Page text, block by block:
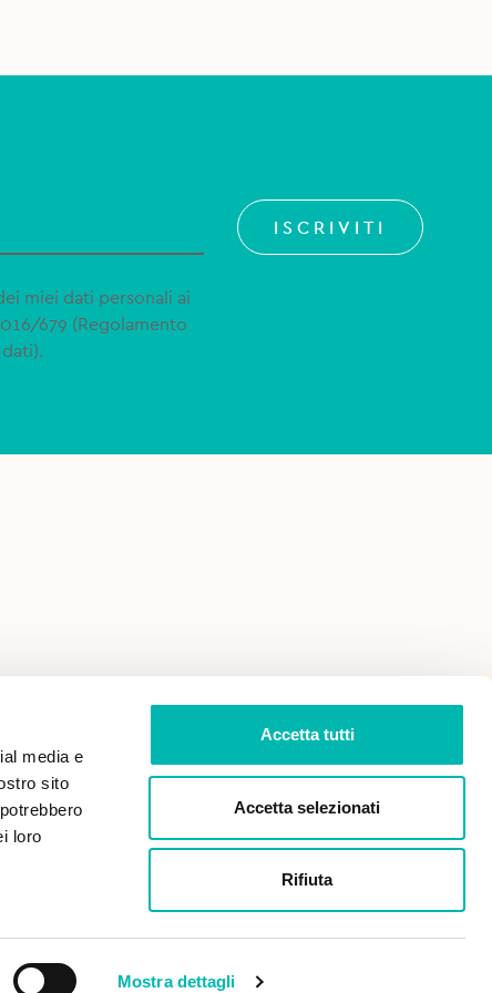
media e
sito
loro
Mostra dettagli
Accetta tutti
Accetta selezionati
Rifiuta
miei dati personali ai
679 (Regolamento
ISCRIVITI